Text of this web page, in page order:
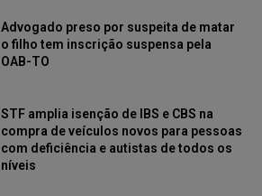
Advogado preso por suspeita de matar
o filho tem inscrição suspensa pela
OAB-TO
STF amplia isenção de IBS e CBS na
compra de veículos novos para pessoas
com deficiência e autistas de todos os
níveis